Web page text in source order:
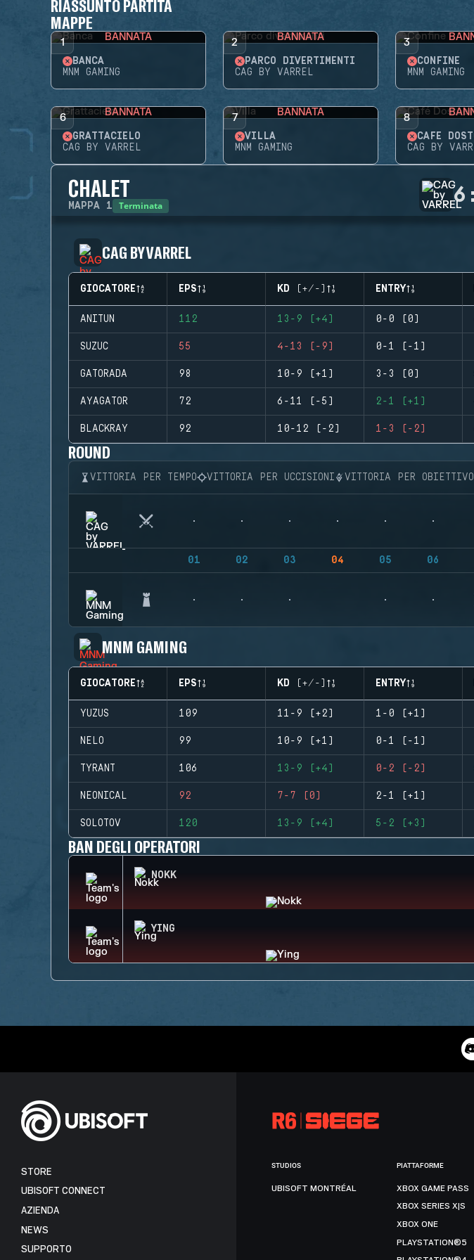
RIASSUNTO PARTITA
MAPPE
1 BANNATA
BANCA
MNM GAMING
2 BANNATA
PARCO DIVERTIMENTI
CAG BY VARREL
3
CONFINE
MNM GAMING
6 BANNATA
GRATTACIELO
CAG BY VARREL
7 BANNATA
VILLA
MNM GAMING
8
CAFÉ
CAG BY
CHALET
MAPPA 1 Terminata 6 :
CAG BY VARREL
GIOCATORE EPS KD (+/-) ENTRY
ANITUN 112 13-9 (+4) 0-0 (0)
SUZUC 55 4-13 (-9) 0-1 (-1)
GATORADA 98 10-9 (+1) 3-3 (0)
AYAGATOR 72 6-11 (-5) 2-1 (+1)
BLACKRAY 92 10-12 (-2) 1-3 (-2)
ROUND
VITTORIA PER TEMPO VITTORIA PER UCCISIONI VITTORIA PER OBIETTIVO
01 02 03 04 05 06
MNM GAMING
GIOCATORE EPS KD (+/-) ENTRY
YUZUS 109 11-9 (+2) 1-0 (+1)
NELO 99 10-9 (+1) 0-1 (-1)
TYRANT 106 13-9 (+4) 0-2 (-2)
NEONICAL 92 7-7 (0) 2-1 (+1)
SOLOTOV 120 13-9 (+4) 5-2 (+3)
BAN DEGLI OPERATORI
NOKK
YING
STORE
UBISOFT CONNECT
AZIENDA
NEWS
SUPPORTO
STUDIOS
UBISOFT MONTRÉAL
PIATTAFORME
XBOX GAME PASS
XBOX SERIES X|S
XBOX ONE
PLAYSTATION®5